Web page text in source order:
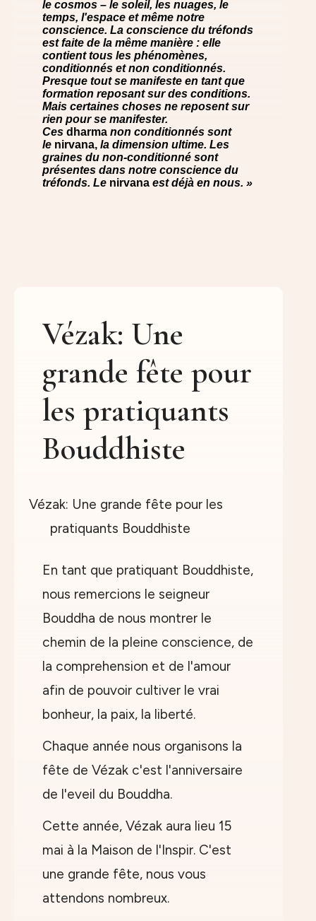
le cosmos – le soleil, les nuages, le
temps, l'espace et même notre
conscience. La conscience du tréfonds
est faite de la même manière : elle
contient tous les phénomènes,
conditionnés et non conditionnés.
Presque tout se manifeste en tant que
formation reposant sur des conditions.
Mais certaines choses ne reposent sur
rien pour se manifester.
Ces dharma non conditionnés sont
le nirvana, la dimension ultime. Les
graines du non-conditionné sont
présentes dans notre conscience du
tréfonds. Le nirvana est déjà en nous. »
Vézak: Une
grande fête pour
les pratiquants
Bouddhiste
En tant que pratiquant Bouddhiste,
nous remercions le seigneur
Bouddha de nous montrer le
chemin de la pleine conscience, de
la comprehension et de l'amour
afin de pouvoir cultiver le vrai
bonheur, la paix, la liberté.
Chaque année nous organisons la
fête de Vézak c'est l'anniversaire
de l'eveil du Bouddha.
Cette année, Vézak aura lieu 15
mai à la Maison de l'Inspir. C'est
une grande fête, nous vous
attendons nombreux.